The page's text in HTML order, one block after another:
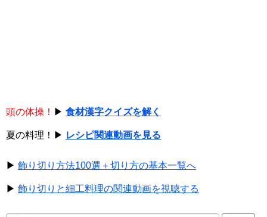
頭の体操！ ▶ 食材漢字クイズを解く
夏の料理！▶ レシピ関連動画を見る
▶ 飾り切り方法100選＋切り方の基本一覧へ
▶ 飾り切りと細工料理の関連動画を視聴する